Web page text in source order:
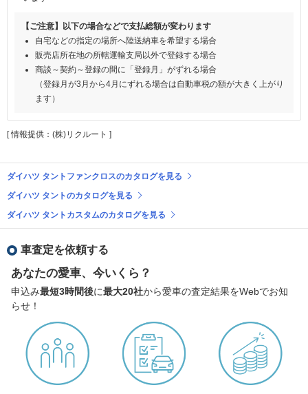
【ご注意】以下の場合などで支払総額が変わります
自宅などの指定の場所へ陸送納車を希望する場合
販売店所在地の所轄運輸支局以外で登録する場合
商談～契約～登録の間に「登録月」がずれる場合
（登録月が3月から4月にずれる場合は自動車税の額が大きく上がり
ます）
[ 情報提供：(株)リクルート ]
ダイハツ タントファンクロスのカタログを見る
ダイハツ タントのカタログを見る
ダイハツ タントカスタムのカタログを見る
車査定を依頼する
あなたの愛車、今いくら？
申込み最短3時間後に最大20社から愛車の査定結果をWebでお知
らせ！